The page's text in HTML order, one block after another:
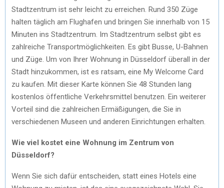
Stadtzentrum ist sehr leicht zu erreichen. Rund 350 Züge
halten täglich am Flughafen und bringen Sie innerhalb von 15
Minuten ins Stadtzentrum. Im Stadtzentrum selbst gibt es
zahlreiche Transportmöglichkeiten. Es gibt Busse, U-Bahnen
und Züge. Um von Ihrer Wohnung in Düsseldorf überall in der
Stadt hinzukommen, ist es ratsam, eine My Welcome Card
zu kaufen. Mit dieser Karte können Sie 48 Stunden lang
kostenlos öffentliche Verkehrsmittel benutzen. Ein weiterer
Vorteil sind die zahlreichen Ermäßigungen, die Sie in
verschiedenen Museen und anderen Einrichtungen erhalten.
Wie viel kostet eine Wohnung im Zentrum von
Düsseldorf?
Wenn Sie sich dafür entscheiden, statt eines Hotels eine